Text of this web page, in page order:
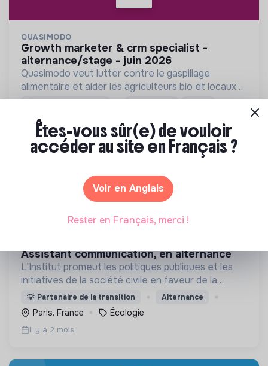
QUASIMODO
growth marketer & crm specialist -
alternance/stage - juin 2026
Quasimodo veut lutter contre le gaspillage
alimentaire et aider les agriculteurs bio et locaux
d'Ile de France !
Paris, France
Il y a 4 mois
assistant communication, en alternance
L'Institut promeut les politiques publiques et les
initiatives de la société civile en faveur de la
transition écologique et sociale.
💡 Partenaire de la transition Alternance
Paris, France Écologie
Il y a 2 mois
Êtes-vous sûr(e) de vouloir
accéder au site en Français ?
Voir en Anglais
Rester en Français, merci !